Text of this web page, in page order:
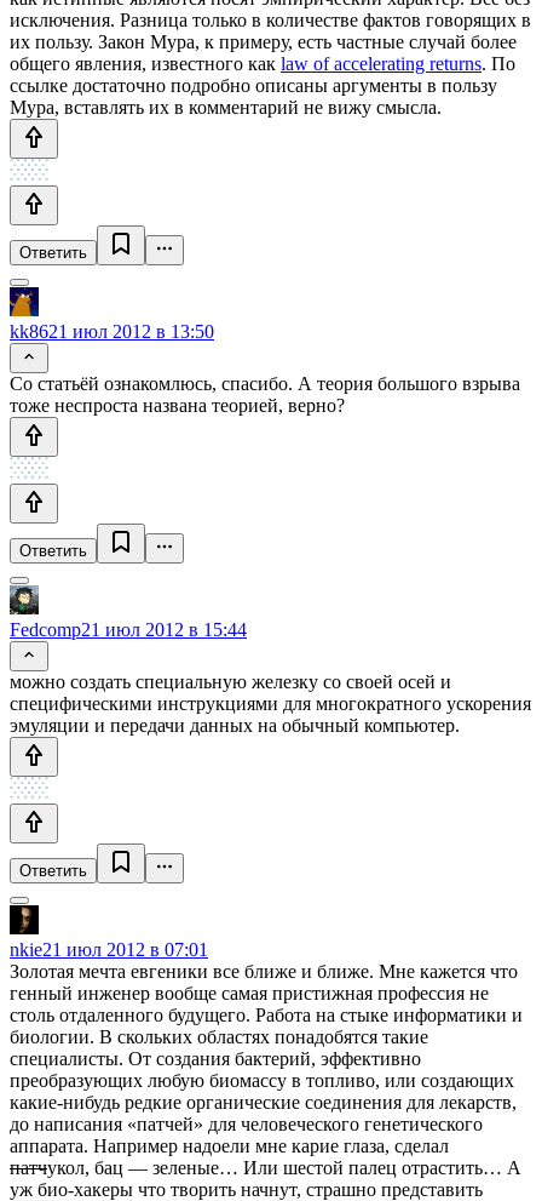
исключения. Разница только в количестве фактов говорящих в
их пользу. Закон Мура, к примеру, есть частные случай более
общего явления, известного как law of accelerating returns. По
ссылке достаточно подробно описаны аргументы в пользу
Мура, вставлять их в комментарий не вижу смысла.
Ответить
kk8621 июл 2012 в 13:50
Со статьёй ознакомлюсь, спасибо. А теория большого взрыва
тоже неспроста названа теорией, верно?
Ответить
Fedcomp21 июл 2012 в 15:44
можно создать специальную железку со своей осей и
специфическими инструкциями для многократного ускорения
эмуляции и передачи данных на обычный компьютер.
Ответить
nkie21 июл 2012 в 07:01
Золотая мечта евгеники все ближе и ближе. Мне кажется что
генный инженер вообще самая пристижная профессия не
столь отдаленного будущего. Работа на стыке информатики и
биологии. В скольких областях понадобятся такие
специалисты. От создания бактерий, эффективно
преобразующих любую биомассу в топливо, или создающих
какие-нибудь редкие органические соединения для лекарств,
до написания «патчей» для человеческого генетического
аппарата. Например надоели мне карие глаза, сделал
патчукол, бац — зеленые… Или шестой палец отрастить… А
уж био-хакеры что творить начнут, страшно представить